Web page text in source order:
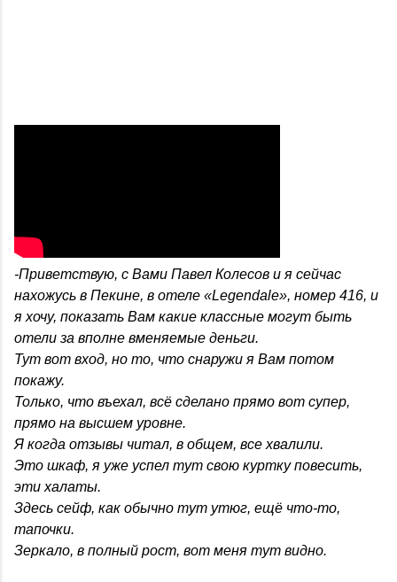
-Приветствую, с Вами Павел Колесов и я сейчас
нахожусь в Пекине, в отеле «Legendale», номер 416, и
я хочу, показать Вам какие классные могут быть
отели за вполне вменяемые деньги.
Тут вот вход, но то, что снаружи я Вам потом
покажу.
Только, что въехал, всё сделано прямо вот супер,
прямо на высшем уровне.
Я когда отзывы читал, в общем, все хвалили.
Это шкаф, я уже успел тут свою куртку повесить,
эти халаты.
Здесь сейф, как обычно тут утюг, ещё что-то,
тапочки.
Зеркало, в полный рост, вот меня тут видно.